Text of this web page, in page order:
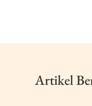
Artikel